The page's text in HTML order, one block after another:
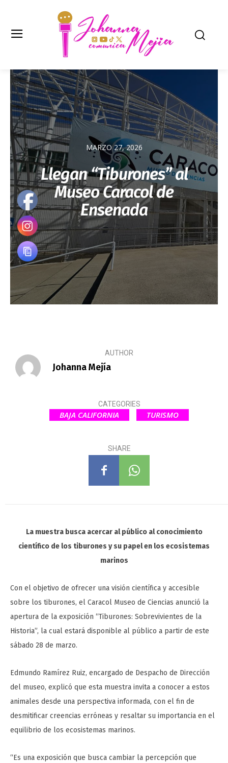
MARZO 27, 2026
Llegan “Tiburones” al
Museo Caracol de
Ensenada
AUTHOR
Johanna Mejía
CATEGORIES
BAJA CALIFORNIA TURISMO
SHARE
La muestra busca acercar al público al conocimiento
científico de los tiburones y su papel en los ecosistemas
marinos
Con el objetivo de ofrecer una visión científica y accesible
sobre los tiburones, el Caracol Museo de Ciencias anunció la
apertura de la exposición “Tiburones: Sobrevivientes de la
Historia”, la cual estará disponible al público a partir de este
sábado 28 de marzo.
Edmundo Ramírez Ruiz, encargado de Despacho de Dirección
del museo, explicó que esta muestra invita a conocer a estos
animales desde una perspectiva informada, con el fin de
desmitificar creencias erróneas y resaltar su importancia en el
equilibrio de los ecosistemas marinos.
“Es una exposición que busca cambiar la percepción que